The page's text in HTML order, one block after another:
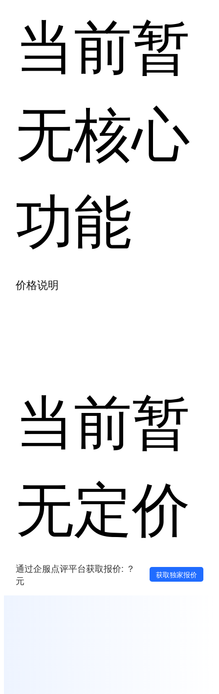
当前暂
无核心
功能
价格说明
当前暂
无定价
通过企服点评平台获取报价: ？
元
获取独家报价